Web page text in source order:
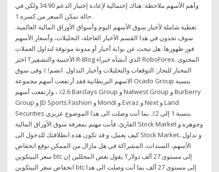
وأهم الأسهم ملاحظة: هناك إحتمالية لإعادة إختبار الدعم 34.90 ولكن في
حالة تمكن السعر من كسره 1.
تغطية شاملة لأخبار سوق الأسهم اليوم وأسواق الأوراق المالية العالمية.
سوف تجدون في هذا القسم الأخبار العاجلة، التحليلات، وأسعار الأسهم
فور ظهورها. هل تبحث عن بوابة أخبار أو مدونة موثوقة لتداول العملات
الأجنبية والتشفير؟ اختر R-Blog الذي أنشأه خبراء RoboForex. المحتوى
المختار للتجار: التوقعات والتحليلات وأخبار التداول. انضم! ٪ وفى سوق
الاسهم البريطانية فقد أرتفعت أسهم مجموعة Ocado Group بنسبة
2.6٪ ، وارتفعت أسهم Barclays Group و Natwest Group و Burberry
Group و JD Sports Fashion و Mondi و Evraz و Next و Land
Securities بنسبة 1 إلى 2٪. بما أنت وصلت الى هذا الموضوع عزيزي
القارئ، فأنت مهتم بمعرفة سوق الأوراق المالية Stock Market وجوهره و
كيف يعمل، و قد تكون هذه انطلاقتك للدخول الى Stock Market، و تداول
الأسهم، السندات، المشراكة في هل مازال من الممكن توقع انخفاض
سعر البيتكوين btc إلى مستوى 27 ألف دولار؟ يقول بعض المحللين إن
انخفاض سعر البيتكوين btc إلى مستوى 27 ألف بما أنت وصلت الى هذا